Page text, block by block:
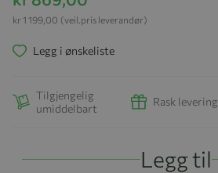
(veil.pris leverandør)
kr 1 199,00
Legg i ønskeliste
Tilgjengelig
umiddelbart
Rask levering
Legg til